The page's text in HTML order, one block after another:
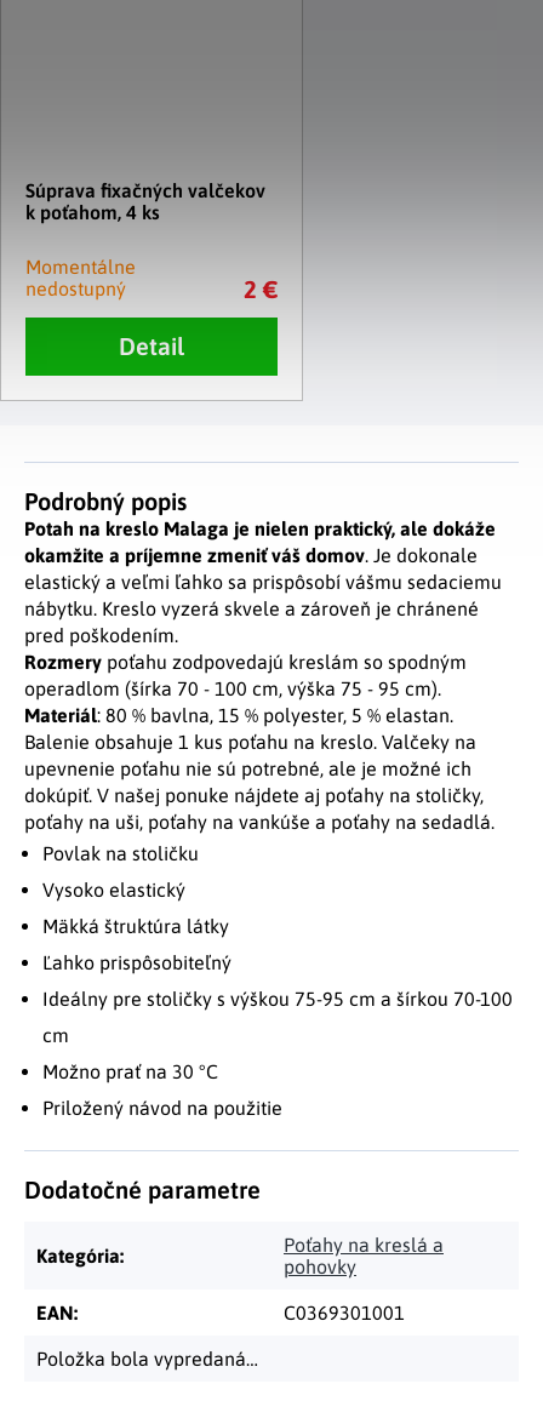
Súprava fixačných valčekov
k poťahom, 4 ks
Momentálne
nedostupný
2 €
Detail
Podrobný popis
Potah na kreslo Malaga je nielen praktický, ale dokáže
okamžite a príjemne zmeniť váš domov. Je dokonale
elastický a veľmi ľahko sa prispôsobí vášmu sedaciemu
nábytku. Kreslo vyzerá skvele a zároveň je chránené
pred poškodením.
Rozmery poťahu zodpovedajú kreslám so spodným
operadlom (šírka 70 - 100 cm, výška 75 - 95 cm).
Materiál: 80 % bavlna, 15 % polyester, 5 % elastan.
Balenie obsahuje 1 kus poťahu na kreslo. Valčeky na
upevnenie poťahu nie sú potrebné, ale je možné ich
dokúpiť. V našej ponuke nájdete aj poťahy na stoličky,
poťahy na uši, poťahy na vankúše a poťahy na sedadlá.
Povlak na stoličku
Vysoko elastický
Mäkká štruktúra látky
Ľahko prispôsobiteľný
Ideálny pre stoličky s výškou 75-95 cm a šírkou 70-100
cm
Možno prať na 30 °C
Priložený návod na použitie
Dodatočné parametre
Kategória:
Poťahy na kreslá a
pohovky
EAN: C0369301001
Položka bola vypredaná…